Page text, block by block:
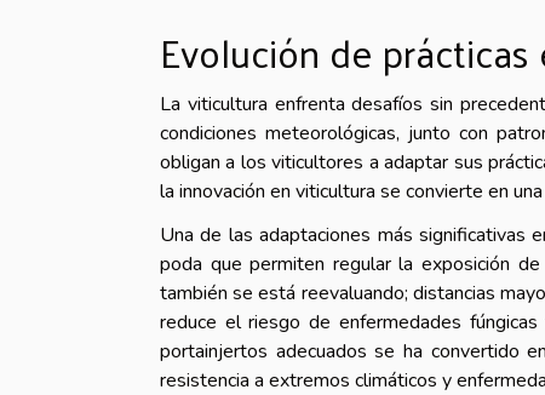
Evolución de
La viticultura enfrenta desafíos sin
condiciones meteorológicas, junto con
obligan a los viticultores a adaptar sus
la innovación en viticultura se convierte en
Una de las adaptaciones más significativas
poda que permiten regular la exposición
también se está reevaluando; distancias
reduce el riesgo de enfermedades
portainjertos adecuados se ha convertido
resistencia a extremos climáticos y